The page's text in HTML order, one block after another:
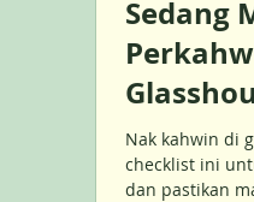
Sedang
Bakal
Anda
Nak kahwin di
checklist ini
dan pastikan